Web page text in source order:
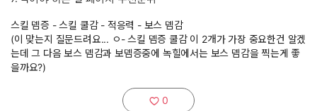
스킬 뎀증 - 스킬 쿨감 - 적응력 - 보스 뎀감
(이 맞는지 질문드려요... ㅇ- 스킬 뎀증 쿨감 이 2개가 가장 중요한건 알겠
는데 그 다음 보스 뎀감과 보뎀증중에 녹힐에서는 보스 뎀감을 찍는게 좋
을까요?)
추천하기:
0